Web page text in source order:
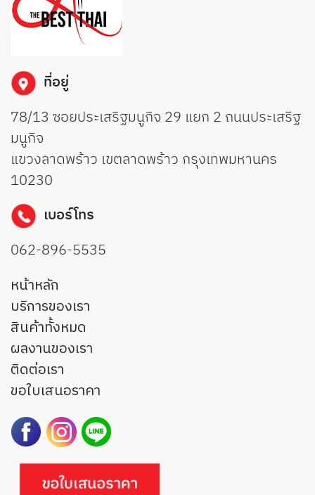
ที่อยู่
78/13 ซอยประเสริฐมนูกิจ 29 แยก 2 ถนนประเสริฐ
มนูกิจ
แขวงลาดพร้าว เขตลาดพร้าว กรุงเทพมหานคร
10230
เบอร์โทร
062-896-5535
หน้าหลัก
บริการของเรา
สินค้าทั้งหมด
ผลงานของเรา
ติดต่อเรา
ขอใบเสนอราคา